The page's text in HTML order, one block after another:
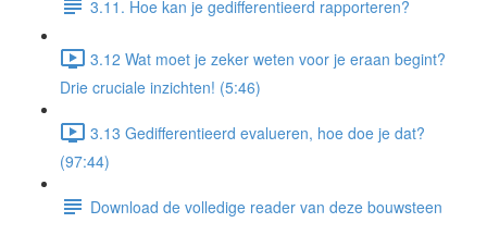
3.11. Hoe kan je gedifferentieerd rapporteren?
3.12 Wat moet je zeker weten voor je eraan begint?
Drie cruciale inzichten! (5:46)
3.13 Gedifferentieerd evalueren, hoe doe je dat?
(97:44)
Download de volledige reader van deze bouwsteen